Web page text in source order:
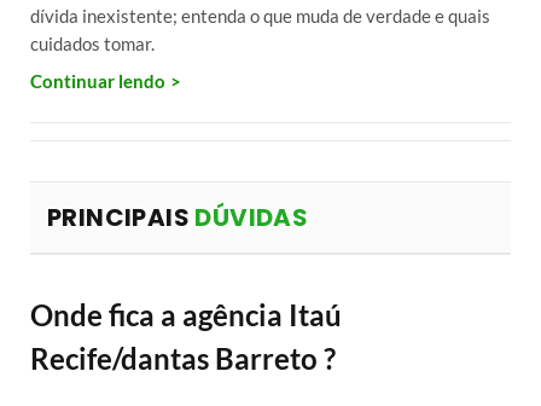
dívida inexistente; entenda o que muda de verdade e quais
cuidados tomar.
Continuar lendo
PRINCIPAIS DÚVIDAS
Onde fica a agência Itaú
Recife/dantas Barreto ?